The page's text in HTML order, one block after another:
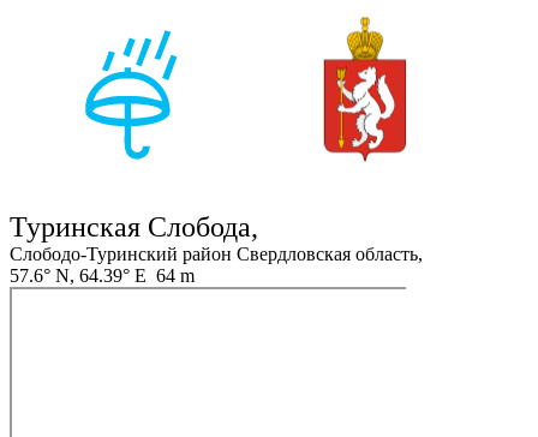
Туринская Слобода,
Слободо-Туринский район Свердловская область,
57.6° N, 64.39° E 64 m